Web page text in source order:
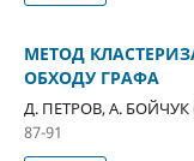
МЕТОД
ОБХОДУ ГРАФА
Д. ПЕТРОВ, А. БОЙЧУК
87-91